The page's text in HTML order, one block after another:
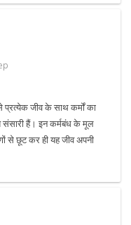
प्रत्येक जीव के साथ कर्मों का
हैं। इन कर्मबंध के मूल
से छूट कर ही यह जीव अपनी